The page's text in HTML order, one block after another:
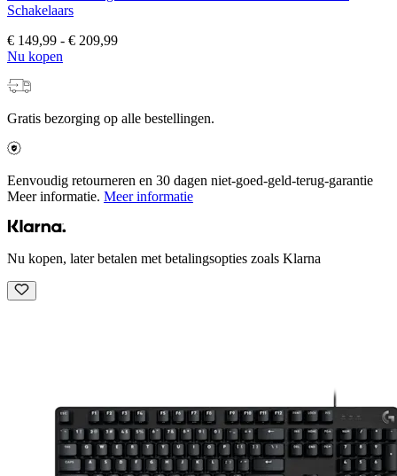
Schakelaars
€ 149,99 - € 209,99
Nu kopen
Gratis bezorging op alle bestellingen.
Eenvoudig retourneren en 30 dagen niet-goed-geld-terug-garantie
Meer informatie. Meer informatie
Nu kopen, later betalen met betalingsopties zoals Klarna